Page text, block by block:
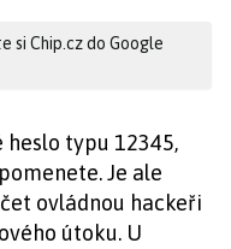
si Chip.cz do Google
typu 12345,
Je ale
ovládnou hackeři
útoku. U